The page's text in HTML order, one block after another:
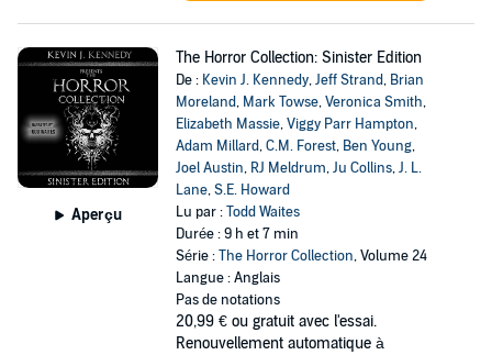
Aperçu
The Horror Collection: Sinister Edition
De : Kevin J. Kennedy,Jeff Strand, Brian
Moreland, Mark Towse,Veronica Smith,
Elizabeth Massie,Viggy Parr Hampton,
Adam Millard,C.M. Forest, Ben Young,
Joel Austin, RJ Meldrum,Ju Collins,J. L.
Lane,S.E. Howard
Lu par :Todd Waites
Durée : 9 h et 7 min
Série :The Horror Collection, Volume 24
Langue : Anglais
Pas de notations
20,99 € ou gratuit avec l'essai.
Renouvellement automatique à